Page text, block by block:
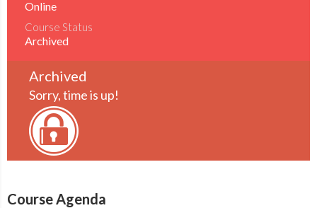
Online
Course Status
Archived
Archived
Sorry, time is up!
Course Agenda